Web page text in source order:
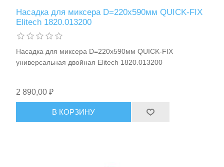
Насадка для миксера D=220х590мм QUICK-FIX
Elitech 1820.013200
Насадка для миксера D=220х590мм QUICK-FIX
универсальная двойная Elitech 1820.013200
2 890,00 ₽
В КОРЗИНУ